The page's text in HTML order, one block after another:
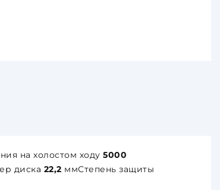
на холостом ходу 5000
диска 22,2 ммСтепень защиты